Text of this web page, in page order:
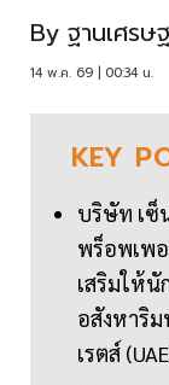
By ฐานเศรษ
14 พ.ค. 69 | 00:34 น.
KEY
บริษัท เซ็
พร็อพเพอ
เสริมให้นั
อสังหาริ
เรตส์